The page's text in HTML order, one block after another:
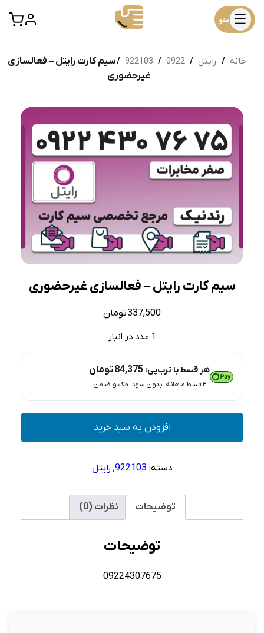
☰ منو
خانه / رایتل /
0922
/
922103 / سیم کارت رایتل – فعالسازی
غیرحضوری
سیم کارت رایتل – فعالسازی غیرحضوری
337,500تومان
1 عدد در انبار
هر قسط با ترب‌پی: 84,375تومان
۴ قسط ماهانه. بدون سود، چک و ضامن.
سیم
رایتل
افزودن به سبد خرید
دسته: 922103
, رایتل
توضیحات نظرات (0)
توضیحات
09224307675